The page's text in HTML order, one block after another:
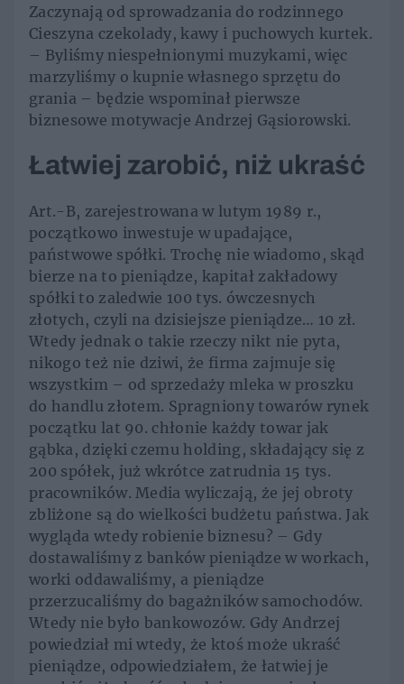
Zaczynają od sprowadzania do rodzinnego
Cieszyna czekolady, kawy i puchowych kurtek.
– Byliśmy niespełnionymi muzykami, więc
marzyliśmy o kupnie własnego sprzętu do
grania – będzie wspominał pierwsze
biznesowe motywacje Andrzej Gąsiorowski.
Łatwiej zarobić, niż ukraść
Art.-B, zarejestrowana w lutym 1989 r.,
początkowo inwestuje w upadające,
państwowe spółki. Trochę nie wiadomo, skąd
bierze na to pieniądze, kapitał zakładowy
spółki to zaledwie 100 tys. ówczesnych
złotych, czyli na dzisiejsze pieniądze… 10 zł.
Wtedy jednak o takie rzeczy nikt nie pyta,
nikogo też nie dziwi, że firma zajmuje się
wszystkim – od sprzedaży mleka w proszku
do handlu złotem. Spragniony towarów rynek
początku lat 90. chłonie każdy towar jak
gąbka, dzięki czemu holding, składający się z
200 spółek, już wkrótce zatrudnia 15 tys.
pracowników. Media wyliczają, że jej obroty
zbliżone są do wielkości budżetu państwa. Jak
wygląda wtedy robienie biznesu? – Gdy
dostawaliśmy z banków pieniądze w workach,
worki oddawaliśmy, a pieniądze
przerzucaliśmy do bagażników samochodów.
Wtedy nie było bankowozów. Gdy Andrzej
powiedział mi wtedy, że ktoś może ukraść
pieniądze, odpowiedziałem, że łatwiej je